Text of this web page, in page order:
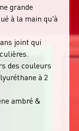
grande
à la main qu'à
joint qui
des couleurs
à 2
ambré &